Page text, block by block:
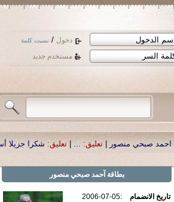
دخول / نسيت كلمة
مستخدم جديد
تعليق: ...
| تعليق: شكرا جزيلا أستاذ حمد الحمد
بطاقة آحمد صبحي منصور
تاريخ الانضمام :
2006-07-05